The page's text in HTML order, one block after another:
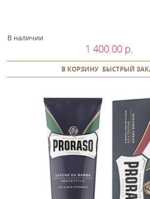
В наличии
1 400.00 р.
В КОРЗИНУ БЫСТРЫЙ